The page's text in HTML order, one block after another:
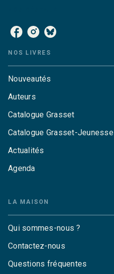
NOS LIVRES
Nouveautés
Auteurs
Catalogue Grasset
Catalogue Grasset-Jeunesse
Actualités
Agenda
LA MAISON
Qui sommes-nous ?
Contactez-nous
Questions fréquentes